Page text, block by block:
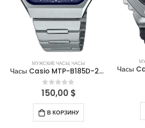
МУЖСКИЕ ЧАСЫ,ЧАСЫ
Часы Casio MTP-B185D-2A1VDF
0out of 5
150,00 $
В КОРЗИНУ